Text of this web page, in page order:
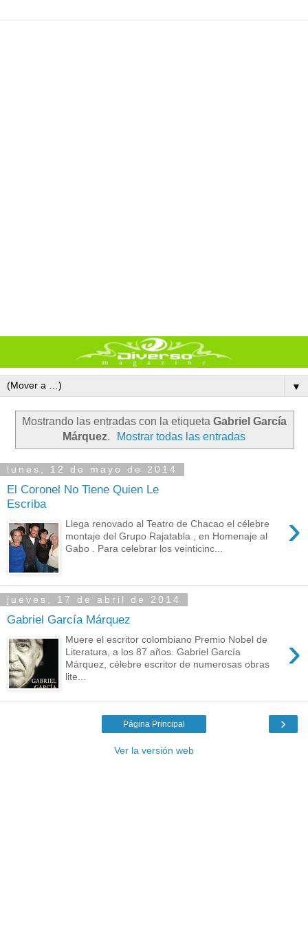
▼
Mostrando las entradas con la etiqueta Gabriel García
Márquez. Mostrar todas las entradas
lunes, 12 de mayo de 2014
El Coronel No Tiene Quien Le
Escriba
›
Llega renovado al Teatro de Chacao el célebre
montaje del Grupo Rajatabla , en Homenaje al
Gabo . Para celebrar los veinticinc...
jueves, 17 de abril de 2014
Gabriel García Márquez
›
Muere el escritor colombiano Premio Nobel de
Literatura, a los 87 años. Gabriel García
Márquez, célebre escritor de numerosas obras
lite...
›
Página Principal
Ver la versión web